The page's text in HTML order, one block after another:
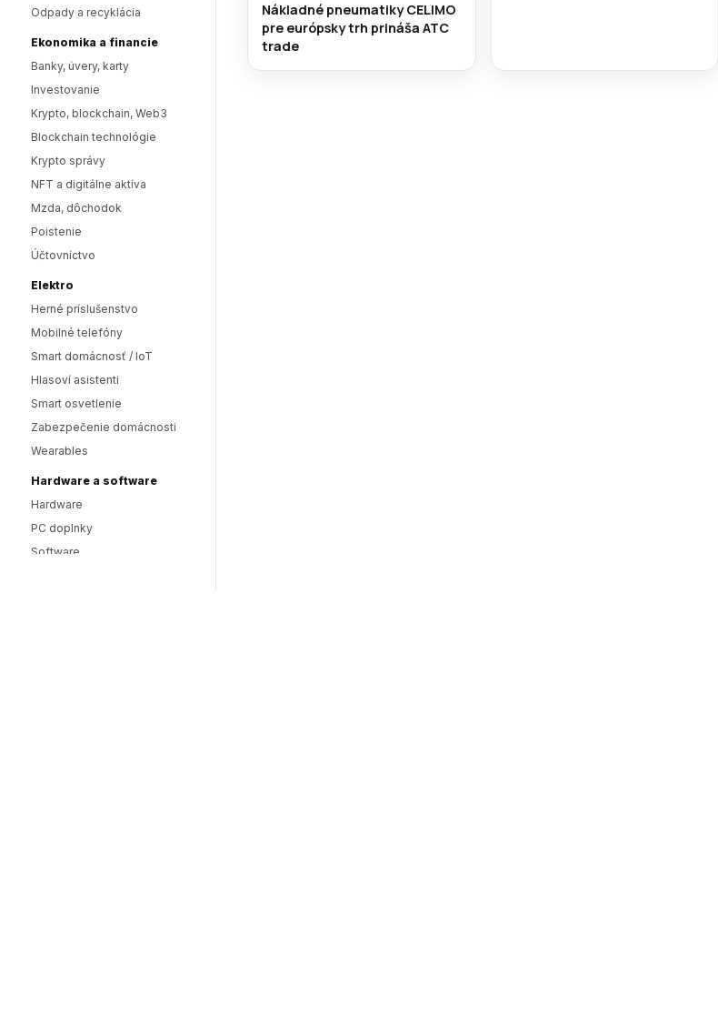
Odpady a recyklácia
Ekonomika a financie
Banky, úvery, karty
Investovanie
Krypto, blockchain, Web3
Blockchain technológie
Krypto správy
NFT a digitálne aktíva
Mzda, dôchodok
Poistenie
Účtovníctvo
Elektro
Herné príslušenstvo
Mobilné telefóny
Smart domácnosť / IoT
Hlasoví asistenti
Smart osvetlenie
Zabezpečenie domácnosti
Wearables
Hardware a software
Hardware
PC doplnky
Software
Nákladné pneumatiky CELIMO
pre európsky trh prináša ATC
trade